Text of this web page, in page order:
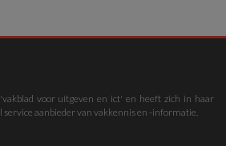
voor uitgeven en ict' en heeft zich in haar
aanbieder van vakkennis en -informatie.